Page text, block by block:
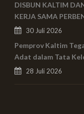
DISBUN KALTIM
KERJA SAMA
30 Juli 2026
Pemprov Kaltim
Adat dalam Tata
28 Juli 2026